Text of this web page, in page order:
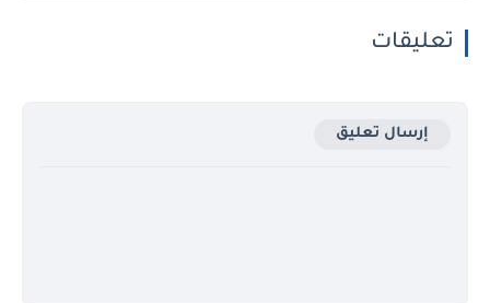
تعليقات
إرسال تعليق